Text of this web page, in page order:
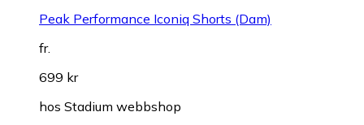
Peak Performance Iconiq Shorts (Dam)
fr.
699 kr
hos Stadium webbshop